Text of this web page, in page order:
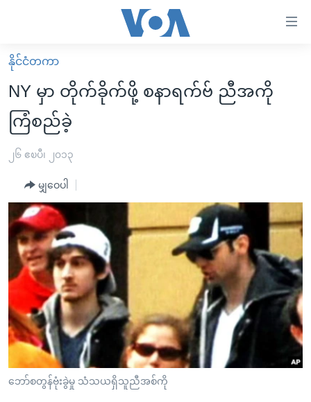
လွယ်ကူ
စေ
သည့်
Link
များ
အကြောင်းအရာ
သို့
ကျော်
ကြည့်
ရန်
အ
ညွန်း
စာမျက်နှာ
သို့
မူလစာမျက်နှာ
မြန်မာ
ကမ္ဘာ့သတင်းများ
နိုင်ငံတကာ
အစ္စရေး-ပါလက်စတိုင်း
ဗွီဒီယို
ရပ်ဝန်းတခု လမ်းတခု အလွန်
အင်္ဂလိပ်စာလေ့လာမယ်
အမေရိကန်သုံးအီဒီယံ
မကြေးမုံရဲ့ အင်္ဂလိပ်စာ
ရုပ်ရှင်ထဲက အင်္ဂလိပ်စာ
သုတပဒေသာ အင်္ဂလိပ်စာ
အပတ်စဉ်ကဏ္ဍများ
ရေဒီယို
တီဗွီ
ရေဒီယိုနှင့်ရုပ်သံ အချက်အလက်များ
ရေဒီယို/တီဗွီအစီအစဉ်
Learning English
ဗွီအိုအေ လူမှုကွန်ယက်များ
နိုင်ငံတကာ
NY မှာ တိုက်ခိုက်ဖို့ စနာရက်ဗ် ညီအကို
ကြံစည်ခဲ့
၂၆ ဧၿပီ၊ ၂၀၁၃
မျှဝေပါ
ဘော်စတွန်ဗုံးခွဲမှု သံသယရှိသူညီအစ်ကို